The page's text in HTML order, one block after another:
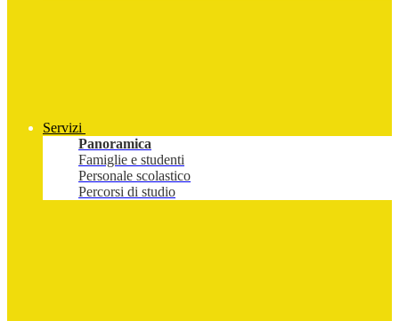
Servizi
Panoramica
Famiglie e studenti
Personale scolastico
Percorsi di studio